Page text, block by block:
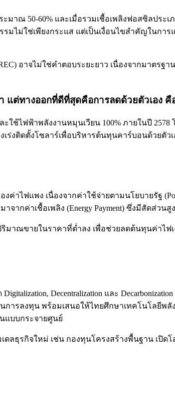
าณ 50-60% และเมื่อรวมเชื้อเพลิงฟอสซิลประ
ไม่ใช่เพียงกระแส แต่เป็นเงื่อนไขสำคัญในกา
อาจไม่ใช่คำตอบระยะยาว เนื่องจากมาตรฐ
แต่ทางออกที่ดีที่สุดคือการลดด้วยตัวเอง คื
ใช้ไฟฟ้าพลังงานหมุนเวียน 100% ภายในปี
เร่งติดตั้งโซลาร์เพื่อบริหารต้นทุนคาร์บอนด้วยตัวเ
าไฟแพง เนื่องจากค่าใช้จ่ายตามนโยบายรัฐ
ค่าเชื้อเพลิง (Energy Payment) ซึ่งมีสัดส่วน
ขายในราคาที่ต่ำลง เพื่อช่วยลดต้นทุนค่าไฟเฉ
Decentralization และ
รลงทุน พร้อมเสนอให้ไทยศึกษาเทคโนโลยีพลัง
แบบกระจายศูนย์
ดลธุรกิจใหม่ เช่น กองทุนโครงสร้างพื้นฐาน เปิ